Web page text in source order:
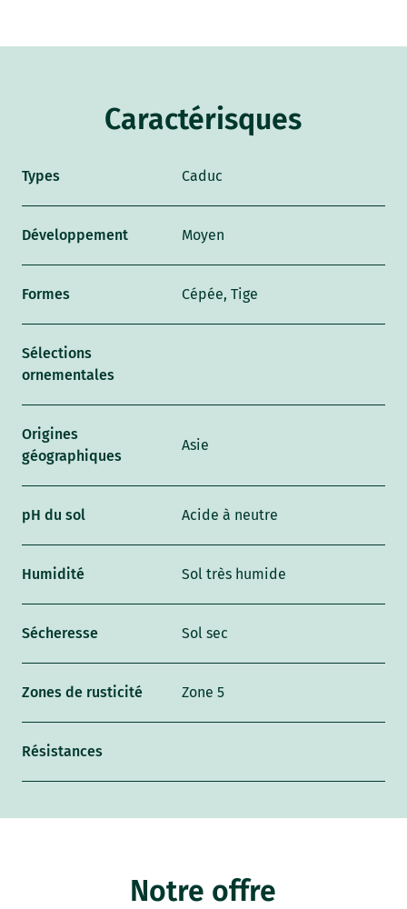
Caractérisques
Types Caduc
Développement Moyen
Formes Cépée, Tige
Sélections
ornementales
Origines
géographiques
Asie
pH du sol Acide à neutre
Humidité Sol très humide
Sécheresse Sol sec
Zones de rusticité Zone 5
Résistances
Notre offre